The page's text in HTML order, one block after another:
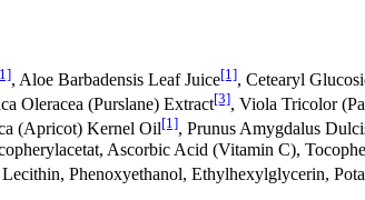
, Aloe Barbadensis Leaf Juice[1], Cetearyl
Oleracea (Purslane) Extract[3], Viola Tricolor
(Apricot) Kernel Oil[1], Prunus Amygdalus
Ascorbic Acid (Vitamin C),
Phenoxyethanol, Ethylhexylglycerin,